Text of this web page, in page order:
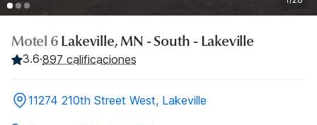
Motel 6 Lakeville, MN - South - Lakeville
3.6·897 calificaciones
11274 210th Street West, Lakeville